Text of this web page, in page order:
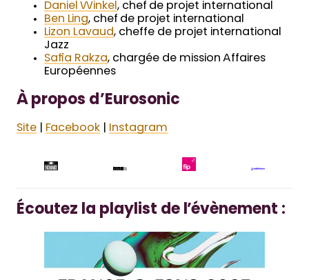
Daniel Winkel, chef de projet international
Ben Ling, chef de projet international
Lizon Lavaud, cheffe de projet international
Jazz
Safia Rakza, chargée de mission Affaires
Européennes
À propos d’Eurosonic
Site Facebook Instagram
Écoutez la playlist de l’évènement :